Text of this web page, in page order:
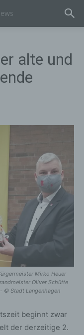
alte und
Mirko Heuer
Oliver Schütte
© Stadt Langenhagen
beginnt zwar
der derzeitige 2.